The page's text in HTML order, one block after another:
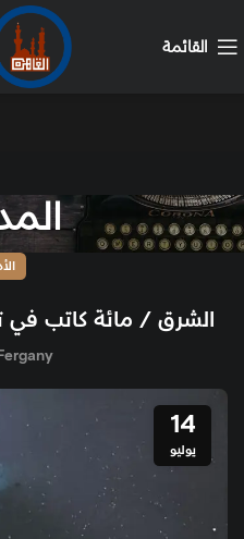
القائمة
الشرق / مائة كاتب في
14
يوليو